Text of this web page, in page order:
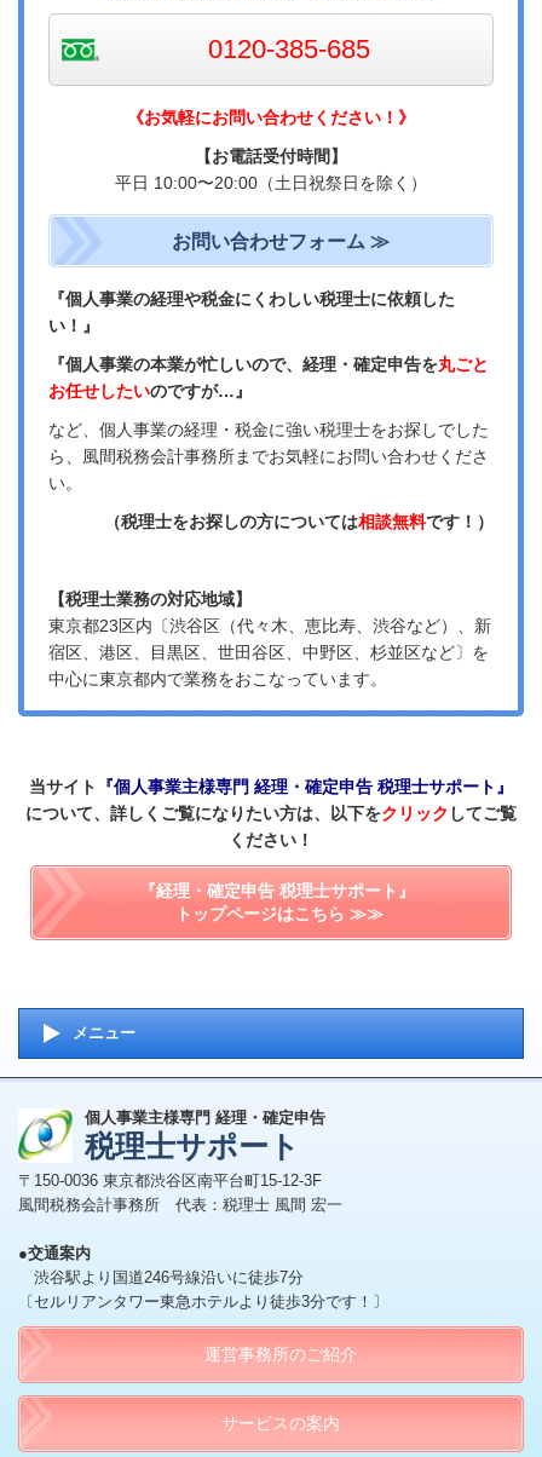
0120-385-685
《お気軽にお問い合わせください！》
【お電話受付時間】
平日 10:00〜20:00（土日祝祭日を除く）
お問い合わせフォーム ≫
『個人事業の経理や税金にくわしい税理士に依頼した
い！』
『個人事業の本業が忙しいので、経理・確定申告を丸ごと
お任せしたいのですが…』
など、個人事業の経理・税金に強い税理士をお探しでした
ら、風間税務会計事務所までお気軽にお問い合わせくださ
い。
（税理士をお探しの方については相談無料です！）
【税理士業務の対応地域】
東京都23区内〔渋谷区（代々木、恵比寿、渋谷など）、新
宿区、港区、目黒区、世田谷区、中野区、杉並区など〕を
中心に東京都内で業務をおこなっています。
当サイト
『個人事業主様専門 経理・確定申告 税理士サポート』
について、詳しくご覧になりたい方は、以下をクリック してご覧
ください！
『経理・確定申告 税理士サポート』
トップページはこちら ≫≫
メニュー
個人事業主様専門 経理・確定申告
税理士サポート
〒150-0036 東京都渋谷区南平台町15-12-3F
風間税務会計事務所 代表：税理士 風間 宏一
●交通案内
渋谷駅より国道246号線沿いに徒歩7分
〔セルリアンタワー東急ホテルより徒歩3分です！〕
運営事務所のご紹介
サービスの案内